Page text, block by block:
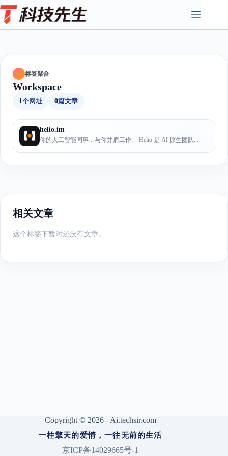
Skip
to
content
标签聚合
Workspace
1个网址 0篇文章
helio.im
你的人工智能同事，与你并肩工作。 Helio 是 AI 原生团队...
相关文章
这个标签下暂时还没有文章。
Copyright © 2026 - Ai.techsir.com
一柱擎天的爱情，一往无前的生活
京ICP备14029665号-1